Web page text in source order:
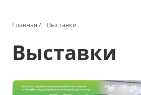
Главная / Выставки
Выставки